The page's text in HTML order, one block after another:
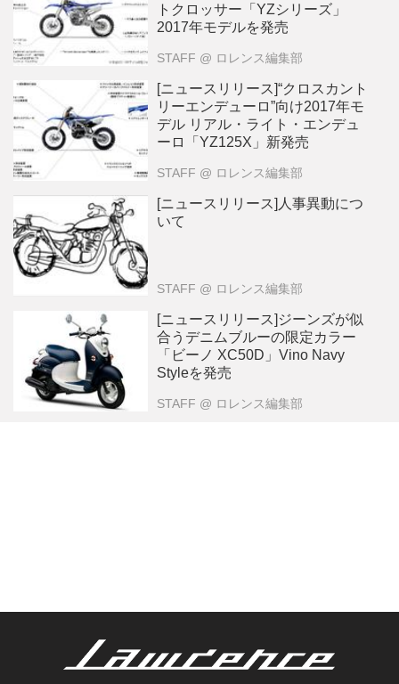
トクロッサー「YZシリーズ」
2017年モデルを発売
STAFF @ ロレンス編集部
[ニュースリリース]“クロスカント
リーエンデューロ”向け2017年モ
デル リアル・ライト・エンデュ
ーロ「YZ125X」新発売
STAFF @ ロレンス編集部
[ニュースリリース]人事異動につ
いて
STAFF @ ロレンス編集部
[ニュースリリース]ジーンズが似
合うデニムブルーの限定カラー
「ビーノ XC50D」Vino Navy
Styleを発売
STAFF @ ロレンス編集部